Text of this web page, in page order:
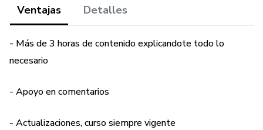
Ventajas Detalles
- Más de 3 horas de contenido explicandote todo lo
necesario
- Apoyo en comentarios
- Actualizaciones, curso siempre vigente